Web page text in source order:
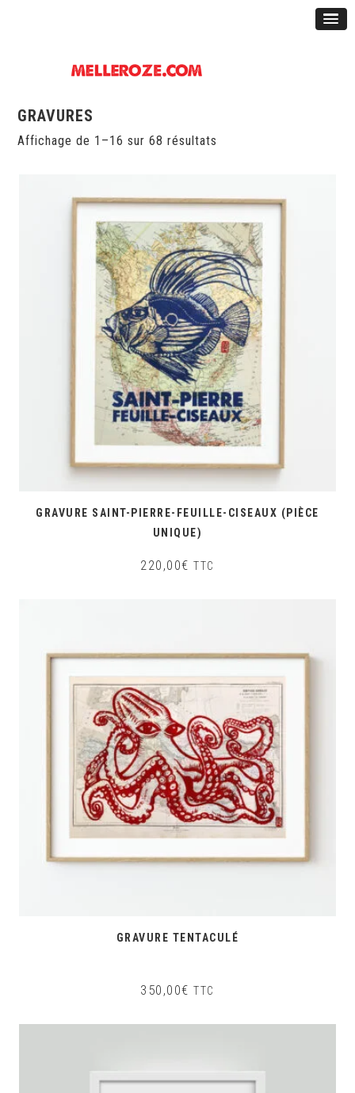
GRAVURES
Affichage de 1–16 sur 68 résultats
GRAVURE SAINT-PIERRE-FEUILLE-CISEAUX (PIÈCE
UNIQUE)
220,00€ TTC
GRAVURE TENTACULÉ
350,00€ TTC